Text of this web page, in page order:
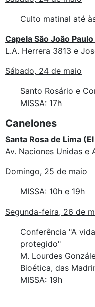
Culto matinal até
Capela São João Paulo
L.A. Herrera 3813 e
Sábado, 24 de maio
Santo Rosário e
MISSA: 17h
Canelones
Santa Rosa de Lima
Av. Naciones Unidas e
Domingo, 25 de maio
MISSA: 10h e 19h
Segunda-feira, 26 de
Conferência "A
protegido"
M. Lourdes
Bioética, das
MISSA: 19h